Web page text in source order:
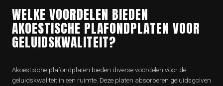
WELKE VOORDELEN BIEDEN
AKOESTISCHE PLAFONDPLATEN VOOR
GELUIDSKWALITEIT?
Akoestische plafondplaten bieden diverse voordelen voor de
geluidskwaliteit in een ruimte. Deze platen absorberen geluidsgolven